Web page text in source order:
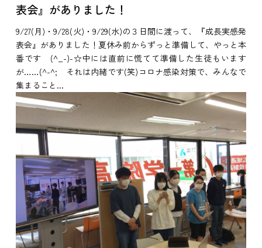
表会』がありました！
9/27(月)・9/28(火)・9/29(水)の３日間に渡って、『成長実感発
表会』がありました！夏休み前からずっと準備して、やっと本
番です (^_-)-☆中には直前に慌てて準備した生徒もいます
が……(^-^; それは内緒です(笑)コロナ感染対策で、みんなで
集まること...